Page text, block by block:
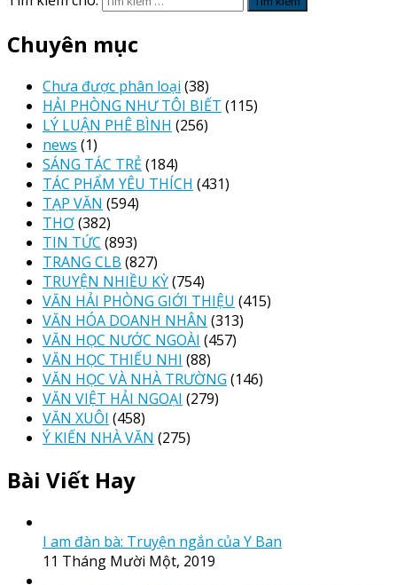
Chuyên mục
Chưa được phân loại (38)
HẢI PHÒNG NHƯ TÔI BIẾT (115)
LÝ LUẬN PHÊ BÌNH (256)
news (1)
SÁNG TÁC TRẺ (184)
TÁC PHẨM YÊU THÍCH (431)
TẠP VĂN (594)
THƠ(382)
TIN TỨC (893)
TRANG CLB (827)
TRUYỆN NHIỀU KỲ(754)
VĂN HẢI PHÒNG GIỚI THIỆU (415)
VĂN HÓA DOANH NHÂN (313)
VĂN HỌC NƯỚC NGOÀI (457)
VĂN HỌC THIẾU NHI (88)
VĂN HỌC VÀ NHÀ TRƯỜNG (146)
VĂN VIỆT HẢI NGOẠI (279)
VĂN XUÔI (458)
Ý KIẾN NHÀ VĂN (275)
Bài Viết Hay
I am đàn bà: Truyện ngắn của Y Ban
11 Tháng Mười Một, 2019